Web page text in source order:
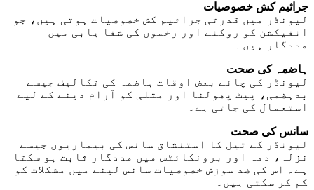
جراثیم کش خصوصیات
لیونڈر میں قدرتی جراثیم کش خصوصیات ہوتی ہیں، جو
انفیکشن کو روکنے اور زخموں کی شفا یابی میں
مددگار ہیں۔
ہاضمہ کی صحت
لیونڈر کی چائے بعض اوقات ہاضمہ کی تکالیف جیسے
بدہضمی، پیٹ پھولنا اور متلی کو آرام دینے کے لیے
استعمال کی جاتی ہے۔
سانس کی صحت
لیونڈر کے تیل کا استنشاق سانس کی بیماریوں جیسے
نزلہ، دمہ اور برونکائٹس میں مددگار ثابت ہو سکتا
ہے۔ اس کی ضد سوزش خصوصیات سانس لینے میں مشکلات کو
کم کر سکتی ہیں۔